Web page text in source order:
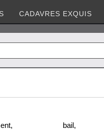
CADAVRES EXQUIS
, bail,